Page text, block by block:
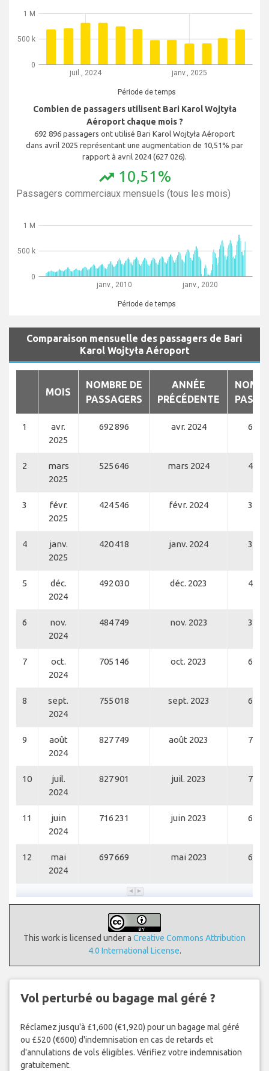
juil., 2024 janv., 2025
Période de temps
0
500 k
1 M
Combien de passagers utilisent Bari Karol Wojtyła
Aéroport chaque mois ?
692 896 passagers ont utilisé Bari Karol Wojtyła Aéroport
dans avril 2025 représentant une augmentation de 10,51% par
rapport à avril 2024 (627 026).
trending_up 10,51%
Passagers commerciaux mensuels (tous les mois)
janv., 2010 janv., 2020
Période de temps
0
500 k
1 M
Comparaison mensuelle des passagers de Bari
Karol Wojtyła Aéroport
MOIS
NOMBRE DE
PASSAGERS
ANNÉE
PRÉCÉDENTE
1
avr.
2025
692 896 avr. 2024 627
2
mars
2025
525 646 mars 2024 427
3
févr.
2025
424 546 févr. 2024 349
4
janv.
2025
420 418 janv. 2024 364
5
déc.
2024
492 030 déc. 2023 400
6
nov.
2024
484 749 nov. 2023 384
7
oct.
2024
705 146 oct. 2023 607
8
sept.
2024
755 018 sept. 2023 658
9
août
2024
827 749 août 2023 711
10
juil.
2024
827 901 juil. 2023 726
11
juin
2024
716 231 juin 2023 657
12
mai
2024
697 669 mai 2023 620
This work is licensed under a Creative Commons Attribution
4.0 International License.
Vol perturbé ou bagage mal géré ?
Réclamez jusqu'à £1,600 (€1,920) pour un bagage mal géré
ou £520 (€600) d'indemnisation en cas de retards et
d'annulations de vols éligibles. Vérifiez votre indemnisation
gratuitement.